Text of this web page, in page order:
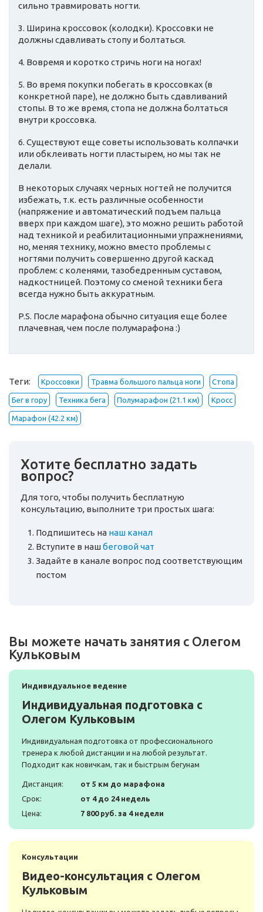
сильно травмировать ногти.
3. Ширина кроссовок (колодки). Кроссовки не
должны сдавливать стопу и болтаться.
4. Вовремя и коротко стричь ноги на ногах!
5. Во время покупки побегать в кроссовках (в
конкретной паре), не должно быть сдавливаний
стопы. В то же время, стопа не должна болтаться
внутри кроссовка.
6. Существуют еще советы использовать колпачки
или обклеивать ногти пластырем, но мы так не
делали.
В некоторых случаях черных ногтей не получится
избежать, т.к. есть различные особенности
(напряжение и автоматический подъем пальца
вверх при каждом шаге), это можно решить работой
над техникой и реабилитационными упражнениями,
но, меняя технику, можно вместо проблемы с
ногтями получить совершенно другой каскад
проблем: с коленями, тазобедренным суставом,
надкостницей. Поэтому со сменой техники бега
всегда нужно быть аккуратным.
P.S. После марафона обычно ситуация еще более
плачевная, чем после полумарафона :)
Теги: Кроссовки Травма большого пальца ноги Стопа
Бег в гору Техника бега Полумарафон (21.1 км) Кросс
Марафон (42.2 км)
Хотите бесплатно задать
вопрос?
Для того, чтобы получить бесплатную
консультацию, выполните три простых шага:
Подпишитесь на наш канал
Вступите в нашбеговой чат
Задайте в канале вопрос под соответствующим
постом
Вы можете начать занятия с Олегом
Кульковым
Индивидуальное ведение
Индивидуальная подготовка с
Олегом Кульковым
Индивидуальная подготовка от профессионального
тренера к любой дистанции и на любой результат.
Подходит как новичкам, так и быстрым бегунам
Дистанция:
от 5 км до марафона
Срок:
от 4 до 24 недель
Цена:
7 800 руб. за 4 недели
Консультации
Видео-консультация с Олегом
Кульковым